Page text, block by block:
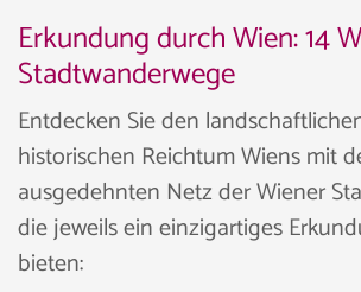
Erkundung durch Wien: 14
Stadtwanderwege
Entdecken Sie den
historischen Reichtum Wiens mit
ausgedehnten Netz der Wiener
die jeweils ein einzigartiges
bieten: